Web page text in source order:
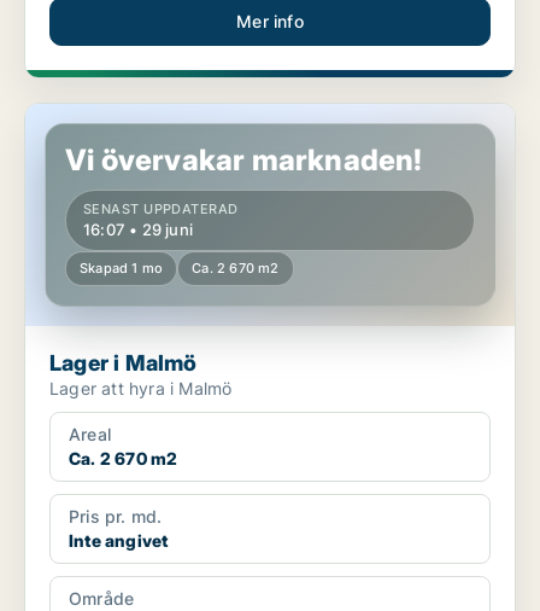
Mer info
Lager i Malmö
Vi övervakar marknaden!
SENAST UPPDATERAD
16:07 • 29 juni
Skapad 1 mo Ca. 2 670 m2
Lager i Malmö
Lager att hyra i Malmö
Areal
Ca. 2 670 m2
Pris pr. md.
Inte angivet
Område